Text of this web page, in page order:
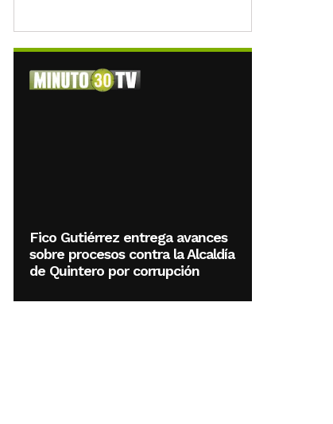
Fico Gutiérrez entrega avances
sobre procesos contra la Alcaldía
de Quintero por corrupción